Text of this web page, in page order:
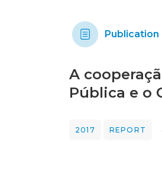
Publication
A
Pública e o
2017 REPORT